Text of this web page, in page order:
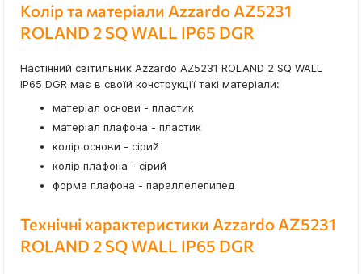
Колір та матеріали Azzardo AZ5231
ROLAND 2 SQ WALL IP65 DGR
Настінний світильник Azzardo AZ5231 ROLAND 2 SQ WALL
IP65 DGR має в своїй конструкції такі матеріали:
матеріал основи - пластик
матеріал плафона - пластик
колір основи - сірий
колір плафона - сірий
форма плафона - параллелепипед
Технічні характеристики Azzardo AZ5231
ROLAND 2 SQ WALL IP65 DGR